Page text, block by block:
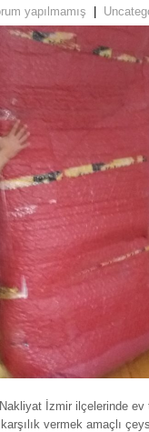
yapılmamış
İzmir ilçelerinde ev
vermek amaçlı